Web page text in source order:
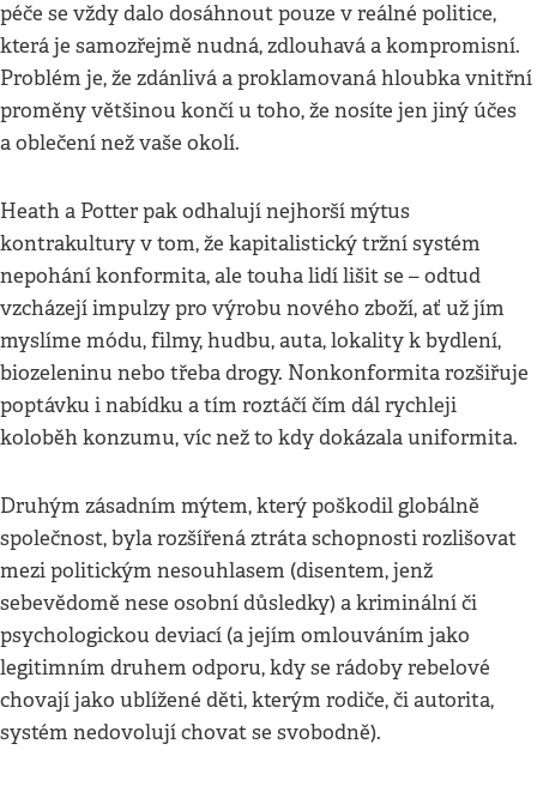
péče se vždy dalo dosáhnout pouze v reálné politice,
která je samozřejmě nudná, zdlouhavá a kompromisní.
Problém je, že zdánlivá a proklamovaná hloubka vnitřní
proměny většinou končí u toho, že nosíte jen jiný účes
a oblečení než vaše okolí.
Heath a Potter pak odhalují nejhorší mýtus
kontrakultury v tom, že kapitalistický tržní systém
nepohání konformita, ale touha lidí lišit se – odtud
vzcházejí impulzy pro výrobu nového zboží, ať už jím
myslíme módu, filmy, hudbu, auta, lokality k bydlení,
biozeleninu nebo třeba drogy. Nonkonformita rozšiřuje
poptávku i nabídku a tím roztáčí čím dál rychleji
koloběh konzumu, víc než to kdy dokázala uniformita.
Druhým zásadním mýtem, který poškodil globálně
společnost, byla rozšířená ztráta schopnosti rozlišovat
mezi politickým nesouhlasem (disentem, jenž
sebevědomě nese osobní důsledky) a kriminální či
psychologickou deviací (a jejím omlouváním jako
legitimním druhem odporu, kdy se rádoby rebelové
chovají jako ublížené děti, kterým rodiče, či autorita,
systém nedovolují chovat se svobodně).